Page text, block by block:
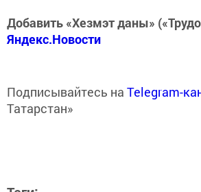
Добавить «Хезмэт даны»
Яндекс.Новости
Подписывайтесь на Telegram-
Татарстан»